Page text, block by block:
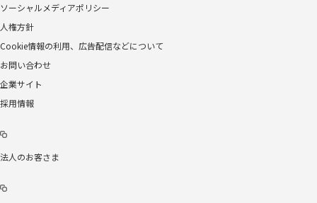
ソーシャルメディアポリシー
人権方針
Cookie情報の利用、広告配信などについて
お問い合わせ
企業サイト
採用情報
法人のお客さま